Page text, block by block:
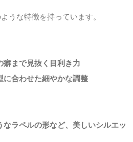
うな特徴を持っています。
癖まで見抜く目利き力
に合わせた細やかな調整
なラペルの形など、美しいシルエッ